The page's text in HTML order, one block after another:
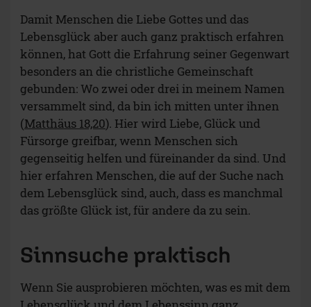
Damit Menschen die Liebe Gottes und das
Lebensglück aber auch ganz praktisch erfahren
können, hat Gott die Erfahrung seiner Gegenwart
besonders an die christliche Gemeinschaft
gebunden: Wo zwei oder drei in meinem Namen
versammelt sind, da bin ich mitten unter ihnen
(Matthäus 18,20). Hier wird Liebe, Glück und
Fürsorge greifbar, wenn Menschen sich
gegenseitig helfen und füreinander da sind. Und
hier erfahren Menschen, die auf der Suche nach
dem Lebensglück sind, auch, dass es manchmal
das größte Glück ist, für andere da zu sein.
Sinnsuche praktisch
Wenn Sie ausprobieren möchten, was es mit dem